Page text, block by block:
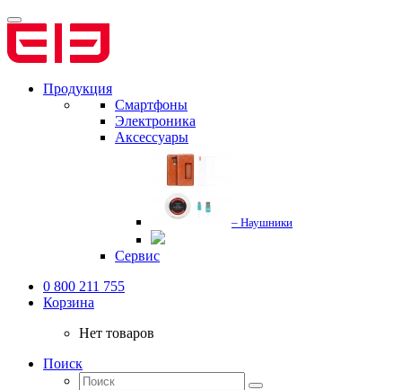
Продукция
Смартфоны
Электроника
Аксессуары
– Наушники
Сервис
0 800 211 755
Корзина
Нет товаров
Поиск